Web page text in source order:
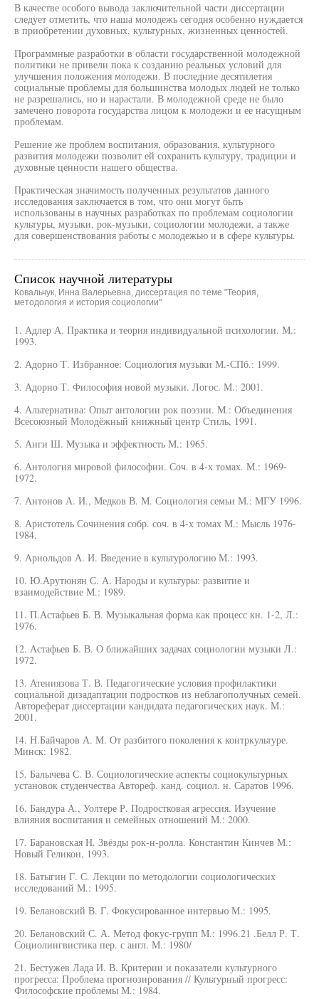
В качестве особого вывода заключительной части диссертации
следует отметить, что наша молодежь сегодня особенно нуждается
в приобретении духовных, культурных, жизненных ценностей.
Программные разработки в области государственной молодежной
политики не привели пока к созданию реальных условий для
улучшения положения молодежи. В последние десятилетия
социальные проблемы для большинства молодых людей не только
не разрешались, но и нарастали. В молодежной среде не было
замечено поворота государства лицом к молодежи и ее насущным
проблемам.
Решение же проблем воспитания, образования, культурного
развития молодежи позволит ей сохранить культуру, традиции и
духовные ценности нашего общества.
Практическая значимость полученных результатов данного
исследования заключается в том, что они могут быть
использованы в научных разработках по проблемам социологии
культуры, музыки, рок-музыки, социологии молодежи, а также
для совершенствования работы с молодежью и в сфере культуры.
Список научной литературы
Ковальчук, Инна Валерьевна, диссертация по теме "Теория,
методология и история социологии"
1. Адлер А. Практика и теория индивидуальной психологии. М.:
1993.
2. Адорно Т. Избранное: Социология музыки М.-СПб.: 1999.
3. Адорно Т. Философия новой музыки. Логос. М.: 2001.
4. Альтернатива: Опыт антологии рок поэзии. М.: Объединения
Всесоюзный Молодёжный книжный центр Стиль, 1991.
5. Анги Ш. Музыка и эффектность М.: 1965.
6. Антология мировой философии. Соч. в 4-х томах. М.: 1969-
1972.
7. Антонов А. И., Медков В. М. Социология семьи М.: МГУ 1996.
8. Аристотель Сочинения собр. соч. в 4-х томах М.: Мысль 1976-
1984.
9. Арнольдов А. И. Введение в культурологию М.: 1993.
10. Ю.Арутюнян С. А. Народы и культуры: развитие и
взаимодействие М.: 1989.
11. П.Астафьев Б. В. Музыкальная форма как процесс кн. 1-2, Л.:
1976.
12. Астафьев Б. В. О ближайших задачах социологии музыки Л.:
1972.
13. Атениязова Т. В. Педагогические условия профилактики
социальной дизадаптации подростков из неблагополучных семей.
Автореферат диссертации кандидата педагогических наук. М.:
2001.
14. Н.Байчаров А. М. От разбитого поколения к контркультуре.
Минск: 1982.
15. Балычева С. В. Социологические аспекты социокультурных
установок студенчества Автореф. канд. социол. н. Саратов 1996.
16. Бандура А., Уолтере Р. Подростковая агрессия. Изучение
влияния воспитания и семейных отношений М.: 2000.
17. Барановская Н. Звёзды рок-н-ролла. Константин Кинчев М.:
Новый Геликон, 1993.
18. Батыгин Г. С. Лекции по методологии социологических
исследований М.: 1995.
19. Белановский В. Г. Фокусированное интервью М.: 1995.
20. Белановский С. А. Метод фокус-групп М.: 1996.21 .Белл Р. Т.
Социолингвистика пер. с англ. М.: 1980/
21. Бестужев Лада И. В. Критерии и показатели культурного
прогресса: Проблема прогнозирования // Культурный прогресс:
Философские проблемы М.: 1984.